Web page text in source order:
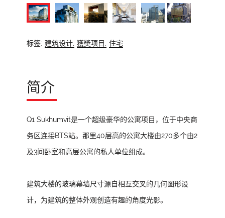
标签: 建筑设计, 獲奬项目, 住宅
简介
Q1 Sukhumvit是一个超级豪华的公寓项目，位于中央商
务区连接BTS站。那里40层高的公寓大楼由270多个由2
及3间卧室和高层公寓的私人单位组成。
建筑大楼的玻璃幕墙尺寸源自相互交叉的几何图形设
计，为建筑的整体外观创造有趣的角度光影。